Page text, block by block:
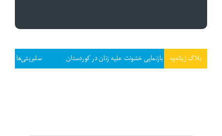
بلاگ ژیانەوە
در بازنمایی خشونت علیه زنان در کوردستان سلبریتی‌ها و مهندسی